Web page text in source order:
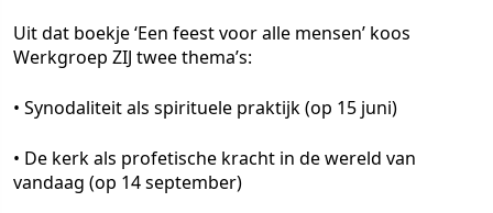
Uit dat boekje ‘Een feest voor alle mensen’ koos
Werkgroep ZIJ twee thema’s:
• Synodaliteit als spirituele praktijk (op 15 juni)
• De kerk als profetische kracht in de wereld van
vandaag (op 14 september)